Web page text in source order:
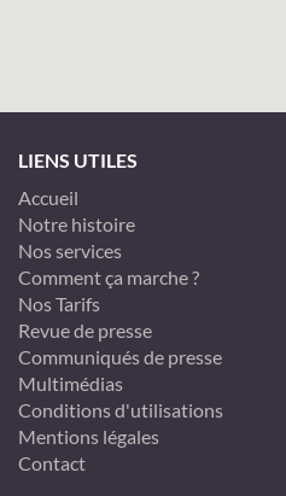
LIENS UTILES
Accueil
Notre histoire
Nos services
Comment ça marche ?
Nos Tarifs
Revue de presse
Communiqués de presse
Multimédias
Conditions d'utilisations
Mentions légales
Contact